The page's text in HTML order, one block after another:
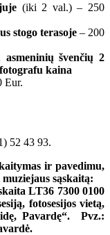
(iki 2 val.) – 250
stogo terasoje – 200
švenčių 2
kaina
Eur.
52 43 93.
ir pavedimu,
sąskaitą:
LT36 7300 0100
fotosesijos vietą,
Pavardę“. Pvz.: